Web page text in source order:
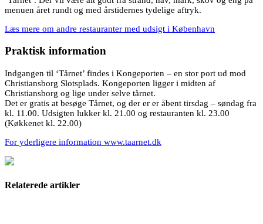
menuen året rundt og med årstidernes tydelige aftryk.
Læs mere om andre restauranter med udsigt i København
Praktisk information
Indgangen til ‘Tårnet’ findes i Kongeporten – en stor port ud mod
Christiansborg Slotsplads. Kongeporten ligger i midten af
Christiansborg og lige under selve tårnet.
Det er gratis at besøge Tårnet, og der er er åbent tirsdag – søndag fra
kl. 11.00. Udsigten lukker kl. 21.00 og restauranten kl. 23.00
(Køkkenet kl. 22.00)
For yderligere information www.taarnet.dk
Relaterede artikler